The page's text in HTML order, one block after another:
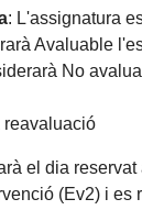
: L'assignatura
Avaluable
No
reavaluació
el dia
(Ev2) i